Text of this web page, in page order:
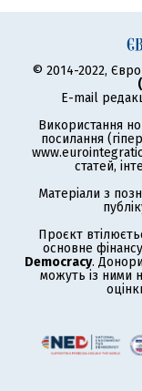
© 2014-2022,
(
E-mail
Використання
посилання
статей,
Матеріали з
Проєкт
основне
Democracy.
можуть із ними